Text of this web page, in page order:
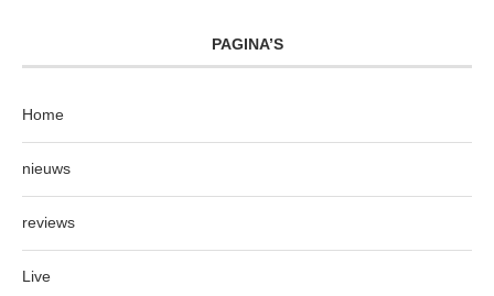
PAGINA’S
Home
nieuws
reviews
Live